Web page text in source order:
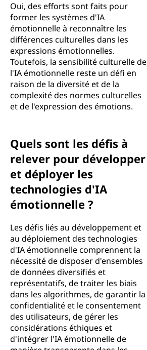
Oui, des efforts sont faits pour
former les systèmes d'IA
émotionnelle à reconnaître les
différences culturelles dans les
expressions émotionnelles.
Toutefois, la sensibilité culturelle de
l'IA émotionnelle reste un défi en
raison de la diversité et de la
complexité des normes culturelles
et de l'expression des émotions.
Quels sont les défis à
relever pour développer
et déployer les
technologies d'IA
émotionnelle ?
Les défis liés au développement et
au déploiement des technologies
d'IA émotionnelle comprennent la
nécessité de disposer d'ensembles
de données diversifiés et
représentatifs, de traiter les biais
dans les algorithmes, de garantir la
confidentialité et le consentement
des utilisateurs, de gérer les
considérations éthiques et
d'intégrer l'IA émotionnelle de